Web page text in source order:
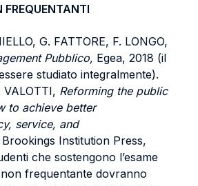
G. FATTORE, F. LONGO,
Pubblico, Egea, 2018 (il
studiato integralmente).
VALOTTI, Reforming the public
to achieve better
service, and
Institution Press,
che sostengono l’esame
frequentante dovranno